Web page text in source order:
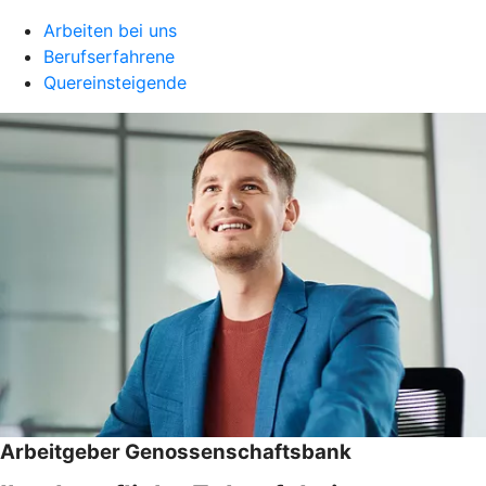
Arbeiten bei uns
Berufserfahrene
Quereinsteigende
Arbeitgeber Genossenschaftsbank